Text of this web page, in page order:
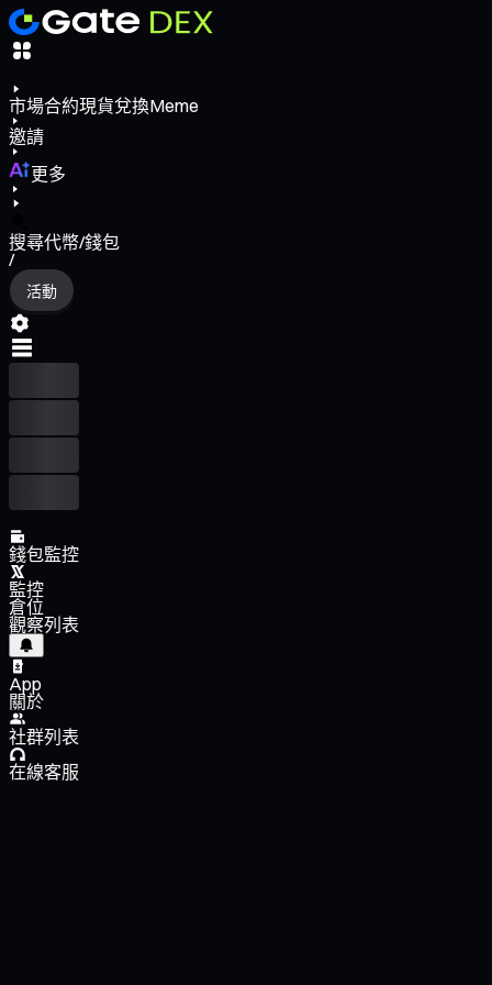
市場合約現貨兌換Meme
邀請
更多
搜尋代幣/錢包
/
活動
錢包監控
監控
倉位
觀察列表
App
關於
社群列表
在線客服